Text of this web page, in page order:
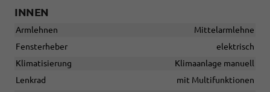
INNEN
Armlehnen
Mittelarmlehne
Fensterheber
elektrisch
Klimatisierung
Klimaanlage manuell
Lenkrad
mit Multifunktionen